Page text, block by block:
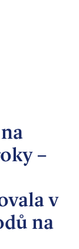
–
v
na